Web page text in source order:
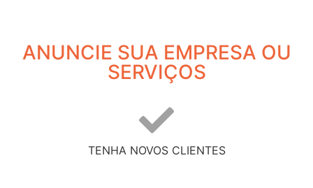
ANUNCIE SUA EMPRESA OU
SERVIÇOS
TENHA NOVOS CLIENTES